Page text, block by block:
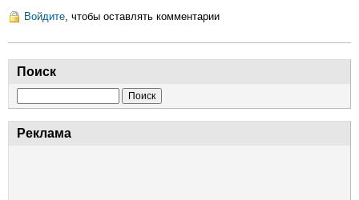
от
редактора
Войдите, чтобы оставлять комментарии
Поиск
Реклама